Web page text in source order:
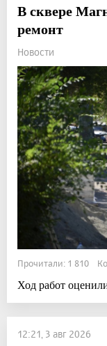
В сквере
ремонт
Новости
Прочитали: 1 810
Ход работ
12:21, 3 авг 2026